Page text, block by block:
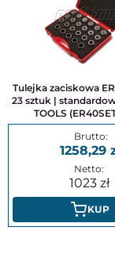
Tulejka zaciskowa ER40 | zestaw
23 sztuk |
TOOLS
1258,29
1023
KUP